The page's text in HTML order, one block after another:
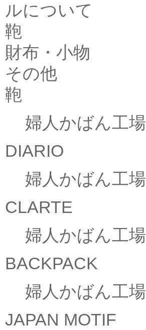
ルについて
鞄
財布・小物
その他
鞄
婦人かばん工場
DIARIO
婦人かばん工場
CLARTE
婦人かばん工場
BACKPACK
婦人かばん工場
JAPAN MOTIF